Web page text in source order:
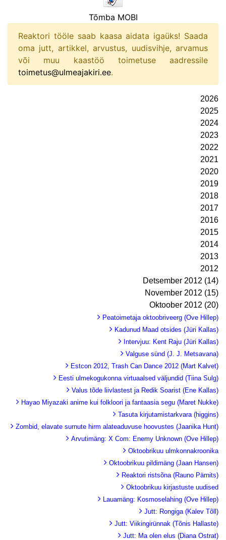
Tõmba MOBI
Reaktori tööle saab kaasa aidata igaüks! Saada
oma jutt, artikkel, arvustus, uudisvihje, arvamus
või muu kaastöö toimetuse aadressile
toimetus@ulmeajakiri.ee.
2026
2025
2024
2023
2022
2021
2020
2019
2018
2017
2016
2015
2014
2013
2012
Detsember 2012 (14)
November 2012 (15)
Oktoober 2012 (20)
Peatoimetaja oktoobriveerg (Ove Hillep)
Kadunud Maad otsides (Jüri Kallas)
Intervjuu: Kent Raju (Jüri Kallas)
Valguse sünd (J. J. Metsavana)
Estcon 2012, Trash Can Dance 2012 (Mart Kalvet)
Eesti ulmekogukonna virtuaalsed väljundid (Tiina Sulg)
Valus tõde liivlastest ja Redik Soarist (Ene Kallas)
Hayao Miyazaki anime kui folkloori ja fantaasia segu (Maret Nukke)
Tasuta kirjutamistarkvara (higgins)
Zombid, elavate surnute hirm alateaduvuse hoovustes (Jaanika Hunt)
Arvutimäng: X Com: Enemy Unknown (Ove Hillep)
Oktoobrikuu ulmkonnakroonika
Oktoobrikuu pildimäng (Jaan Hansen)
Reaktori ristsõna (Rauno Pärnits)
Oktoobrikuu kirjastuste uudised
Lauamäng: Kosmoselahing (Ove Hillep)
Jutt: Rongiga (Kalev Tõll)
Jutt: Viikingirünnak (Tõnis Hallaste)
Jutt: Ma olen elus (Diana Ostrat)